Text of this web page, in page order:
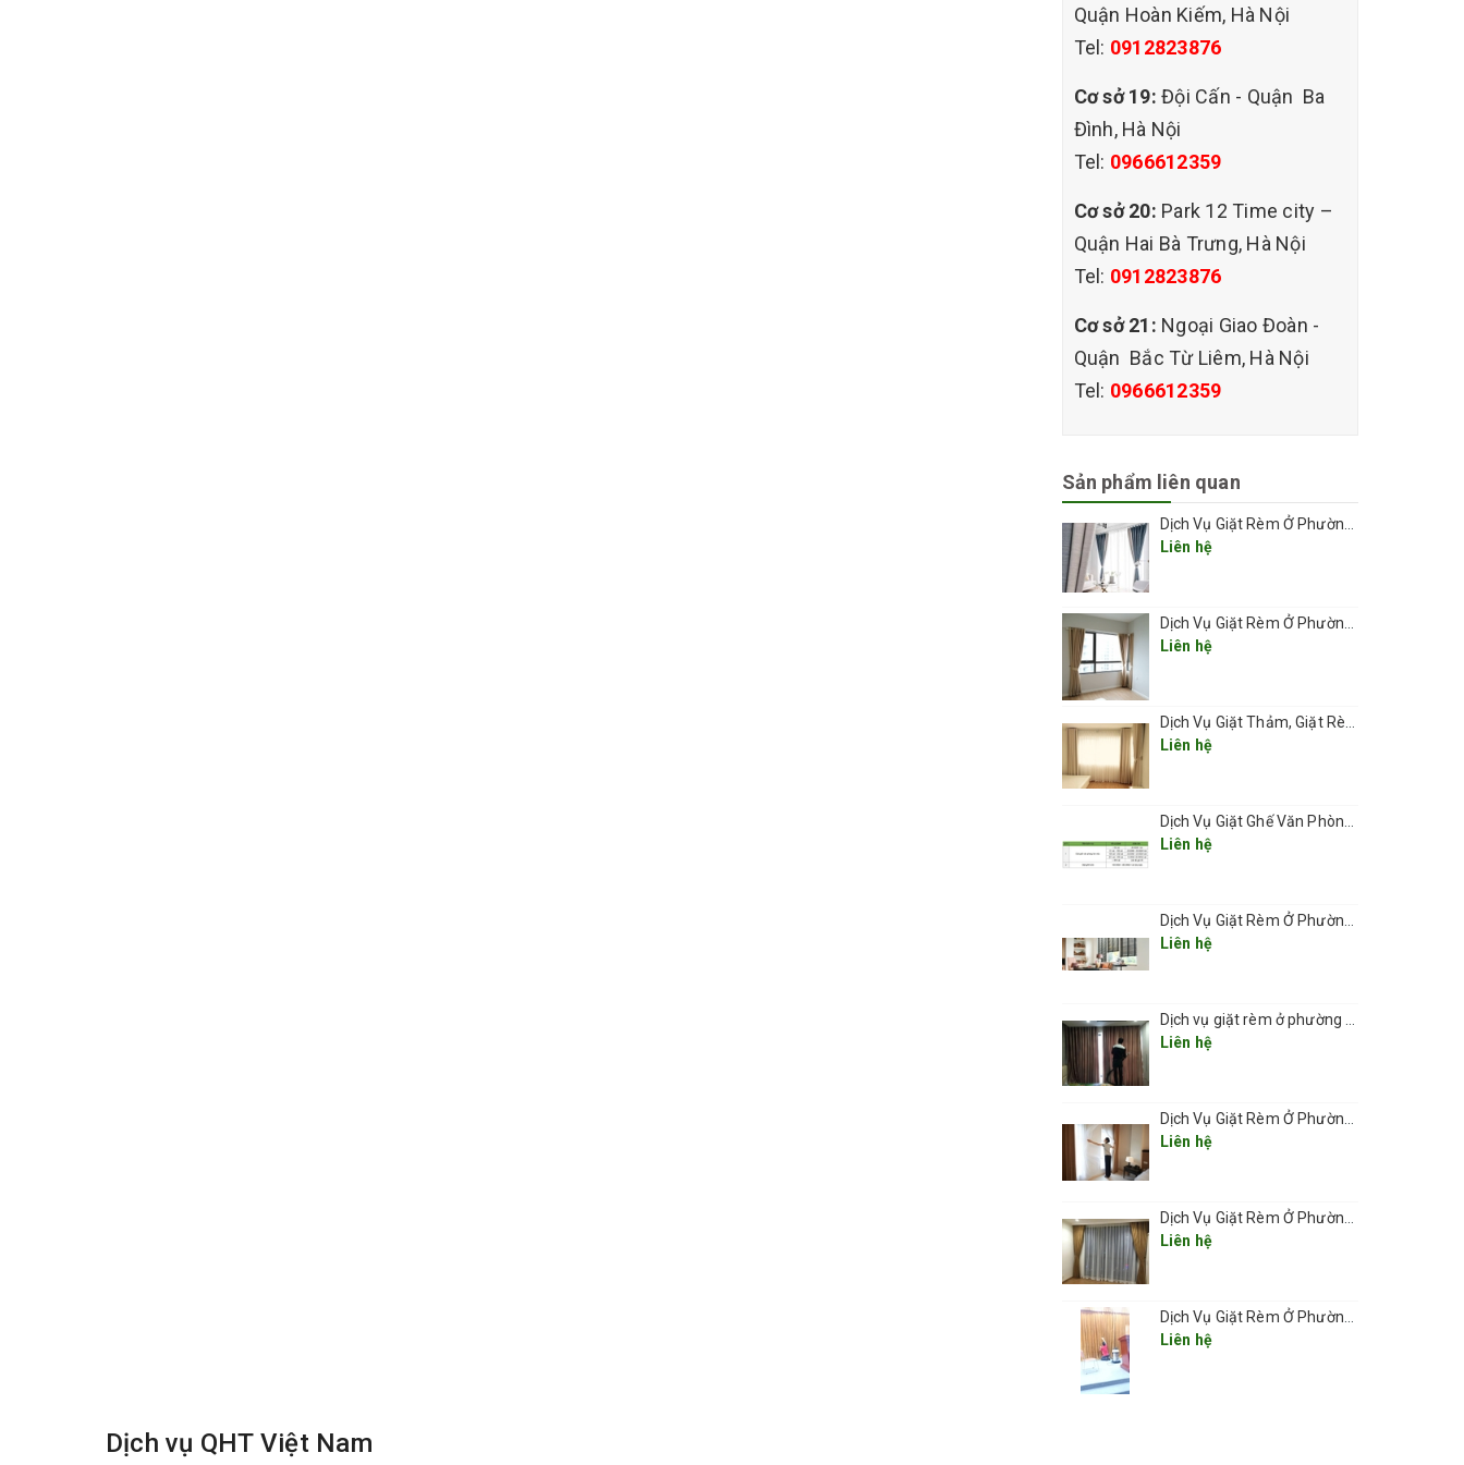
Quận Hoàn Kiếm, Hà Nội
Tel: 0912823876
Cơ sở 19: Đội Cấn - Quận Ba
Đình, Hà Nội
Tel: 0966612359
Cơ sở 20: Park 12 Time city –
Quận Hai Bà Trưng, Hà Nội
Tel: 0912823876
Cơ sở 21: Ngoại Giao Đoàn -
Quận Bắc Từ Liêm, Hà Nội
Tel: 0966612359
Sản phẩm liên quan
Liên hệ
Liên hệ
Liên hệ
Liên hệ
Liên hệ
Liên hệ
Liên hệ
Liên hệ
Liên hệ
Dịch vụ QHT Việt Nam